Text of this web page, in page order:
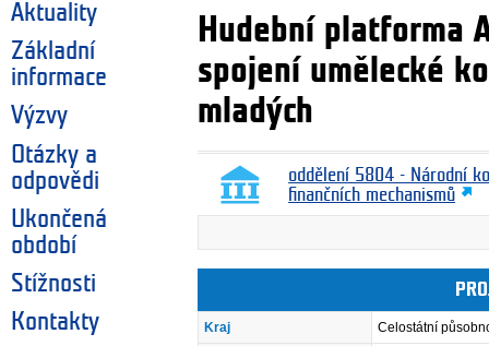
Aktuality
Základní
informace
Výzvy
Otázky a
odpovědi
Ukončená
období
Stížnosti
Kontakty
Hudební platforma
spojení umělecké
mladých
oddělení 5804 - Národní
finančních mechanismů
Kraj Celostátní